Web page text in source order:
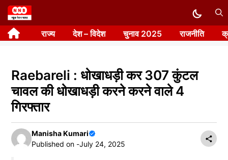
Skip
to
content राज्य देश – विदेश चुनाव 2025 राजनीति
Raebareli : धोखाधड़ी कर 307 कुंटल
चावल की धोखाधड़ी करने करने वाले 4
गिरफ्तार
Manisha Kumari
Published on -July 24, 2025